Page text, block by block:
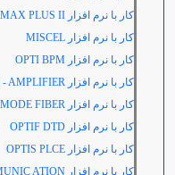
کار با نرم افزار MAX PLUS II
کار با نرم افزار MISCEL
کار با نرم افزار OPTI BPM
کار با نرم افزار - AMPLIFIER
کار با نرم افزار FIBER
کار با نرم افزار OPTIF DTD
کار با نرم افزار OPTIS PLCE
کار با نرم افزار ATION